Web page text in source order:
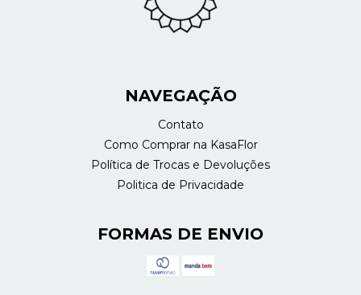
NAVEGAÇÃO
Contato
Como Comprar na KasaFlor
Política de Trocas e Devoluções
Politica de Privacidade
FORMAS DE ENVIO